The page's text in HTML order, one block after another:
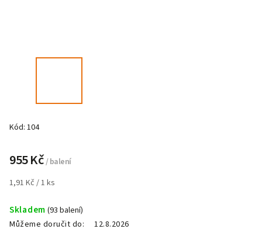
Kód: 104
955 Kč/ balení
1,91 Kč / 1 ks
Skladem (93 balení)
Můžeme doručit do:
12.8.2026